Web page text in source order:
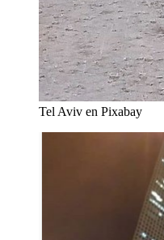
Tel Aviv en Pixabay